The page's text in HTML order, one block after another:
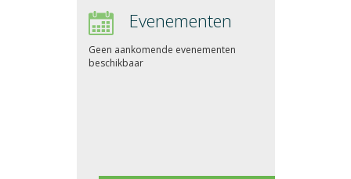
Evenementen
Geen aankomende evenementen
beschikbaar